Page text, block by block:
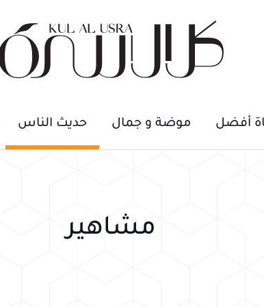
أفضل موضة و جمال حديث الناس
مشاهير